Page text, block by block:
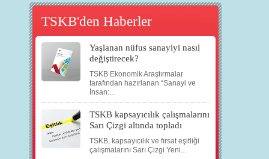
TSKB'den Haberler
Yaşlanan nüfus sanayiyi nasıl
değiştirecek?
TSKB Ekonomik Araştırmalar
tarafından hazırlanan “Sanayi ve
İnsan:...
TSKB kapsayıcılık çalışmalarını
Sarı Çizgi altında topladı
TSKB, kapsayıcılık ve fırsat eşitliği
çalışmalarını Sarı Çizgi Yeni...